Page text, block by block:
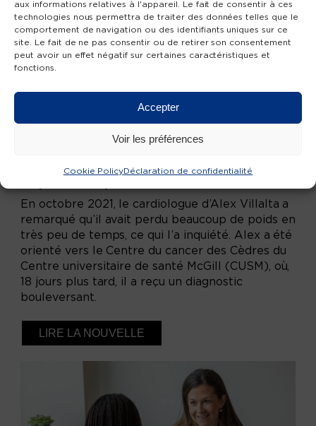
aux informations relatives à l'appareil. Le fait de consentir à ces
technologies nous permettra de traiter des données telles que le
comportement de navigation ou des identifiants uniques sur ce
site. Le fait de ne pas consentir ou de retirer son consentement
peut avoir un effet négatif sur certaines caractéristiques et
fonctions.
Accepter
Voir les préférences
Cookie PolicyDéclaration de confidentialité
L’Histoire d’Alex :
La philanthropie sauve des vies
En octobre 2021, le cardiologue d’Alex Villalta a
remarqué qu’il avait perdu beaucoup de poids en
très peu de temps, ce qui l’a inquiété. Alex a été
orienté vers le Centre du cancer des Cèdres du
Centre universitaire de santé McGill (CUSM), où,
18 jours plus tard, il a reçu un diagnostic
bouleversant.
LIRE LA NOUVELLE